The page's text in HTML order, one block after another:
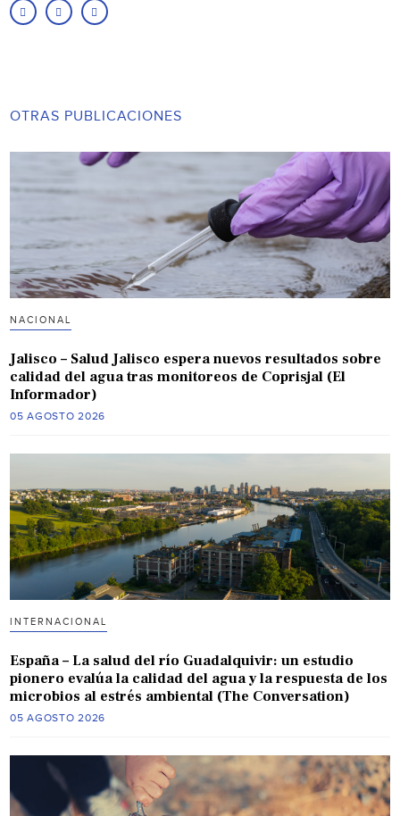
OTRAS PUBLICACIONES
NACIONAL
Jalisco – Salud Jalisco espera nuevos resultados sobre
calidad del agua tras monitoreos de Coprisjal (El
Informador)
05 AGOSTO 2026
INTERNACIONAL
España – La salud del río Guadalquivir: un estudio
pionero evalúa la calidad del agua y la respuesta de los
microbios al estrés ambiental (The Conversation)
05 AGOSTO 2026